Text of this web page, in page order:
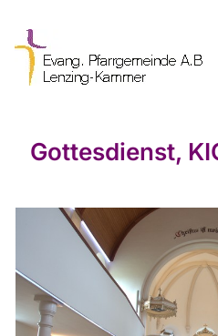
Gottesdienst,